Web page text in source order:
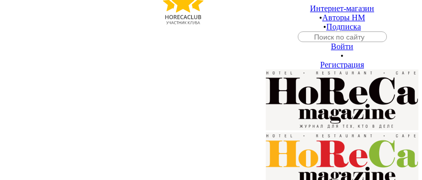
Интернет-магазин
•Авторы HM
•Подписка
Войти
•
Регистрация